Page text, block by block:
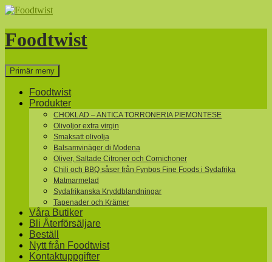
Hoppa
innehåll
Foodtwist
Sök
Primär meny
Foodtwist
Produkter
CHOKLAD – ANTICA TORRONERIA PIEMONTESE
Olivoljor extra virgin
Smaksatt olivolja
Balsamvinäger di Modena
Oliver, Saltade Citroner och Cornichoner
Chili och BBQ såser från Fynbos Fine Foods i Sydafrika
Matmarmelad
Sydafrikanska Kryddblandningar
Tapenader och Krämer
Våra Butiker
Bli Återförsäljare
Beställ
Nytt från Foodtwist
Kontaktuppgifter